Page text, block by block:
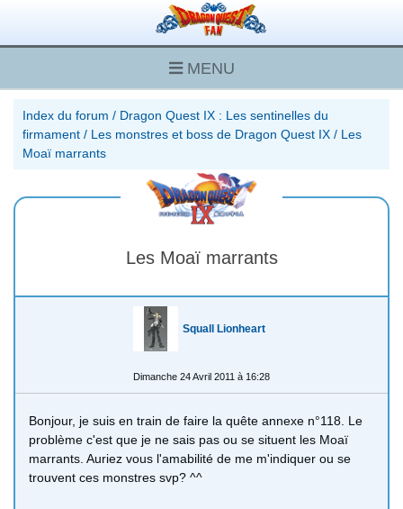
MENU
Index du forum / Dragon Quest IX : Les sentinelles du
firmament / Les monstres et boss de Dragon Quest IX / Les
Moaï marrants
Les Moaï marrants
Squall Lionheart
Dimanche 24 Avril 2011 à 16:28
Bonjour, je suis en train de faire la quête annexe n°118. Le
problème c'est que je ne sais pas ou se situent les Moaï
marrants. Auriez vous l'amabilité de me m'indiquer ou se
trouvent ces monstres svp? ^^